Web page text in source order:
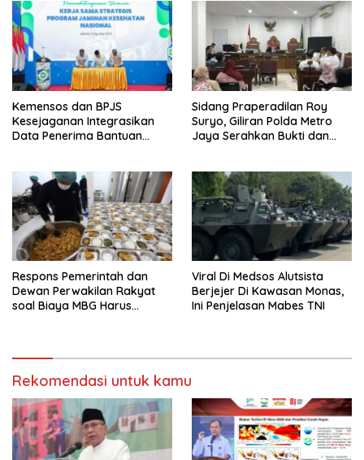
Kemensos dan BPJS
Kesejaganan Integrasikan
Data Penerima Bantuan
Sidang Praperadilan Roy
Suryo, Giliran Polda Metro
Jaya Serahkan Bukti dan
Respons Pemerintah dan
Dewan Perwakilan Rakyat
soal Biaya MBG Harus
Viral Di Medsos Alutsista
Berjejer Di Kawasan Monas,
Ini Penjelasan Mabes TNI
Rekomendasi untuk kamu